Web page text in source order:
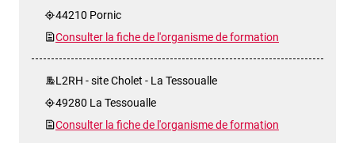
44210 Pornic
Consulter la fiche de l'organisme de formation
L2RH - site Cholet - La Tessoualle
49280 La Tessoualle
Consulter la fiche de l'organisme de formation